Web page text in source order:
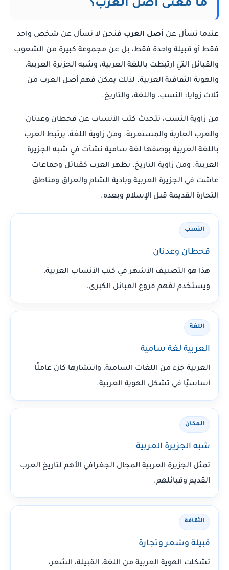
ما معنى أصل العرب؟
عندما نسأل عن أصل العرب فنحن لا نسأل عن شخص واحد
فقط أو قبيلة واحدة فقط، بل عن مجموعة كبيرة من الشعوب
والقبائل التي ارتبطت باللغة العربية، وشبه الجزيرة العربية،
والهوية الثقافية العربية. لذلك يمكن فهم أصل العرب من
ثلاث زوايا: النسب، واللغة، والتاريخ.
من زاوية النسب، تتحدث كتب الأنساب عن قحطان وعدنان
والعرب العاربة والمستعربة. ومن زاوية اللغة، يرتبط العرب
باللغة العربية بوصفها لغة سامية نشأت في شبه الجزيرة
العربية. ومن زاوية التاريخ، يظهر العرب كقبائل وجماعات
عاشت في الجزيرة العربية وبادية الشام والعراق ومناطق
التجارة القديمة قبل الإسلام وبعده.
النسب
قحطان وعدنان
هذا هو التصنيف الأشهر في كتب الأنساب العربية،
ويستخدم لفهم فروع القبائل الكبرى.
اللغة
العربية لغة سامية
العربية جزء من اللغات السامية، وانتشارها كان عاملًا
أساسيًا في تشكل الهوية العربية.
المكان
شبه الجزيرة العربية
تمثل الجزيرة العربية المجال الجغرافي الأهم لتاريخ العرب
القديم وقبائلهم.
الثقافة
قبيلة وشعر وتجارة
تشكلت الهوية العربية من اللغة، القبيلة، الشعر،